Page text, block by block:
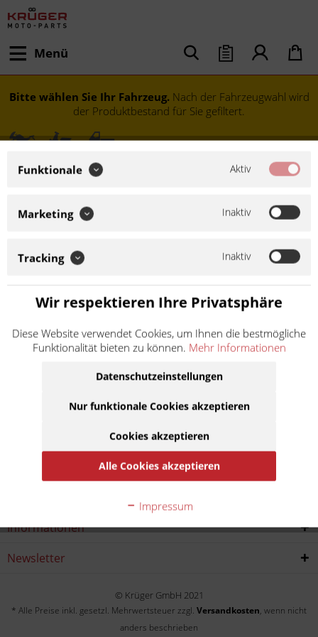
Menü
Bitte wählen Sie Ihr Fahrzeug. Nach der Fahrzeugwahl wird
der Produktbestand für Sie gefiltert.
Z 1000 MK2 KZT00A
1980
Informationen
Newsletter
© Krüger GmbH 2021
* Alle Preise inkl. gesetzl. Mehrwertsteuer zzgl. Versandkosten, wenn nicht
anders beschrieben
Funktionale Aktiv
Marketing Inaktiv
Tracking Inaktiv
Wir respektieren Ihre Privatsphäre
Diese Website verwendet Cookies, um Ihnen die bestmögliche
Funktionalität bieten zu können. Mehr Informationen
Datenschutzeinstellungen
Nur funktionale Cookies akzeptieren
Cookies akzeptieren
Alle Cookies akzeptieren
Impressum